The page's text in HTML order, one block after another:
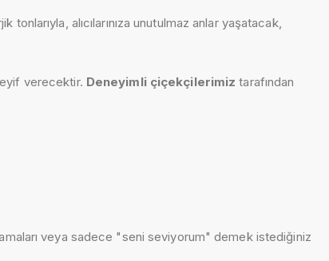
tonlarıyla, alıcılarınıza unutulmaz anlar yaşatacak,
verecektir. Deneyimli çiçekçilerimiz tarafından
veya sadece "seni seviyorum" demek istediğiniz